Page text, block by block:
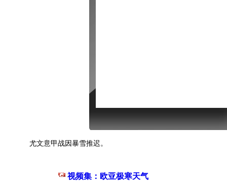
尤文意甲战因暴雪推迟。
视频集：欧亚极寒天气